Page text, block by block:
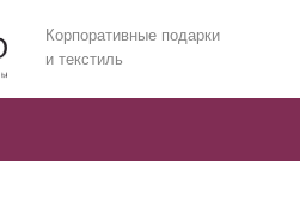
Корпоративные подарки
и текстиль